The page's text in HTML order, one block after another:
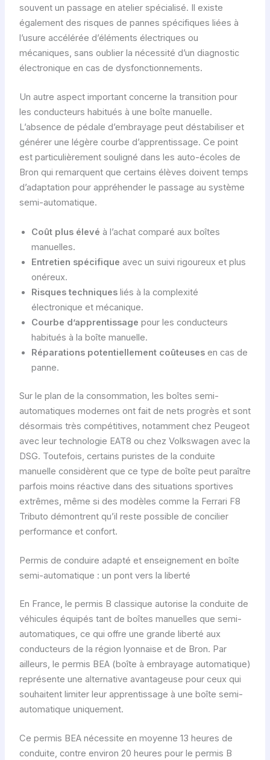
souvent un passage en atelier spécialisé. Il existe
également des risques de pannes spécifiques liées à
l’usure accélérée d’éléments électriques ou
mécaniques, sans oublier la nécessité d’un diagnostic
électronique en cas de dysfonctionnements.
Un autre aspect important concerne la transition pour
les conducteurs habitués à une boîte manuelle.
L’absence de pédale d’embrayage peut déstabiliser et
générer une légère courbe d’apprentissage. Ce point
est particulièrement souligné dans les auto-écoles de
Bron qui remarquent que certains élèves doivent temps
d’adaptation pour appréhender le passage au système
semi-automatique.
Coût plus élevé à l’achat comparé aux boîtes
manuelles.
Entretien spécifique avec un suivi rigoureux et plus
onéreux.
Risques techniquesliés à la complexité
électronique et mécanique.
Courbe d’apprentissage pour les conducteurs
habitués à la boîte manuelle.
Réparations potentiellement coûteusesen cas de
panne.
Sur le plan de la consommation, les boîtes semi-
automatiques modernes ont fait de nets progrès et sont
désormais très compétitives, notamment chez Peugeot
avec leur technologie EAT8 ou chez Volkswagen avec la
DSG. Toutefois, certains puristes de la conduite
manuelle considèrent que ce type de boîte peut paraître
parfois moins réactive dans des situations sportives
extrêmes, même si des modèles comme la Ferrari F8
Tributo démontrent qu’il reste possible de concilier
performance et confort.
Permis de conduire adapté et enseignement en boîte
semi-automatique : un pont vers la liberté
En France, le permis B classique autorise la conduite de
véhicules équipés tant de boîtes manuelles que semi-
automatiques, ce qui offre une grande liberté aux
conducteurs de la région lyonnaise et de Bron. Par
ailleurs, le permis BEA (boîte à embrayage automatique)
représente une alternative avantageuse pour ceux qui
souhaitent limiter leur apprentissage à une boîte semi-
automatique uniquement.
Ce permis BEA nécessite en moyenne 13 heures de
conduite, contre environ 20 heures pour le permis B